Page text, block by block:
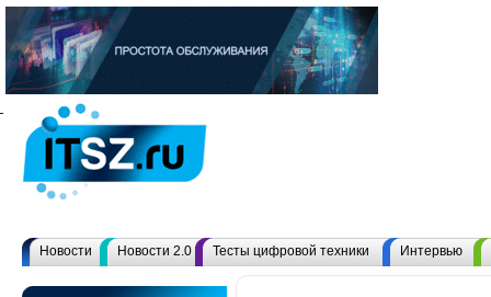
Новости Новости 2.0 Тесты цифровой техники Интервью